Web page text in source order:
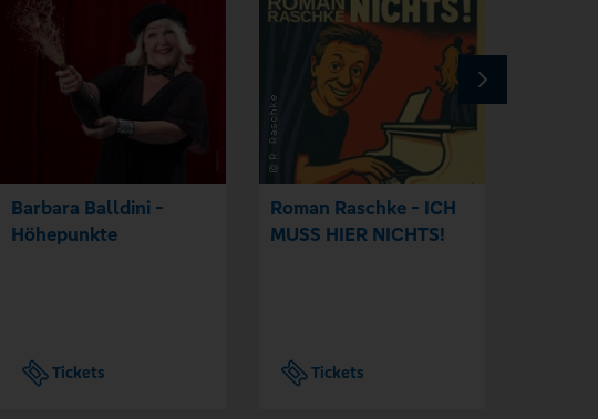
Barbara Balldini -
Höhepunkte
Tickets
Roman Raschke - ICH
MUSS HIER NICHTS!
Tickets